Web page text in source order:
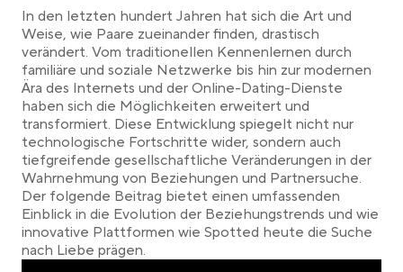
Die digitale Revolution: Die Rolle des Internets in
modernen Beziehungen
Das Aufkommen von Online-Dating-Plattformen
Online-Dating-Dienste in den 1990ern und ihre
Auswirkungen
Der Übergang von persönlicher
Partnervermittlung zu algorithm-based
matching
Wie Online-Dating das Kennenlernen
revolutioniert hat
Der aktuelle Stand der Partnersuche: Online vs.
Offline
Wie die Pandemie die Nutzung von Dating-
Apps beschleunigte
In den letzten hundert Jahren hat sich die Art und
Weise, wie Paare zueinander finden, drastisch
verändert. Vom traditionellen Kennenlernen durch
familiäre und soziale Netzwerke bis hin zur modernen
Ära des Internets und der Online-Dating-Dienste
haben sich die Möglichkeiten erweitert und
transformiert. Diese Entwicklung spiegelt nicht nur
technologische Fortschritte wider, sondern auch
tiefgreifende gesellschaftliche Veränderungen in der
Wahrnehmung von Beziehungen und Partnersuche.
Der folgende Beitrag bietet einen umfassenden
Einblick in die Evolution der Beziehungstrends und wie
innovative Plattformen wie Spotted heute die Suche
nach Liebe prägen.